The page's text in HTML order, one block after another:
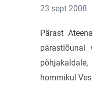
23 sept 2008
Pärast
hommikul